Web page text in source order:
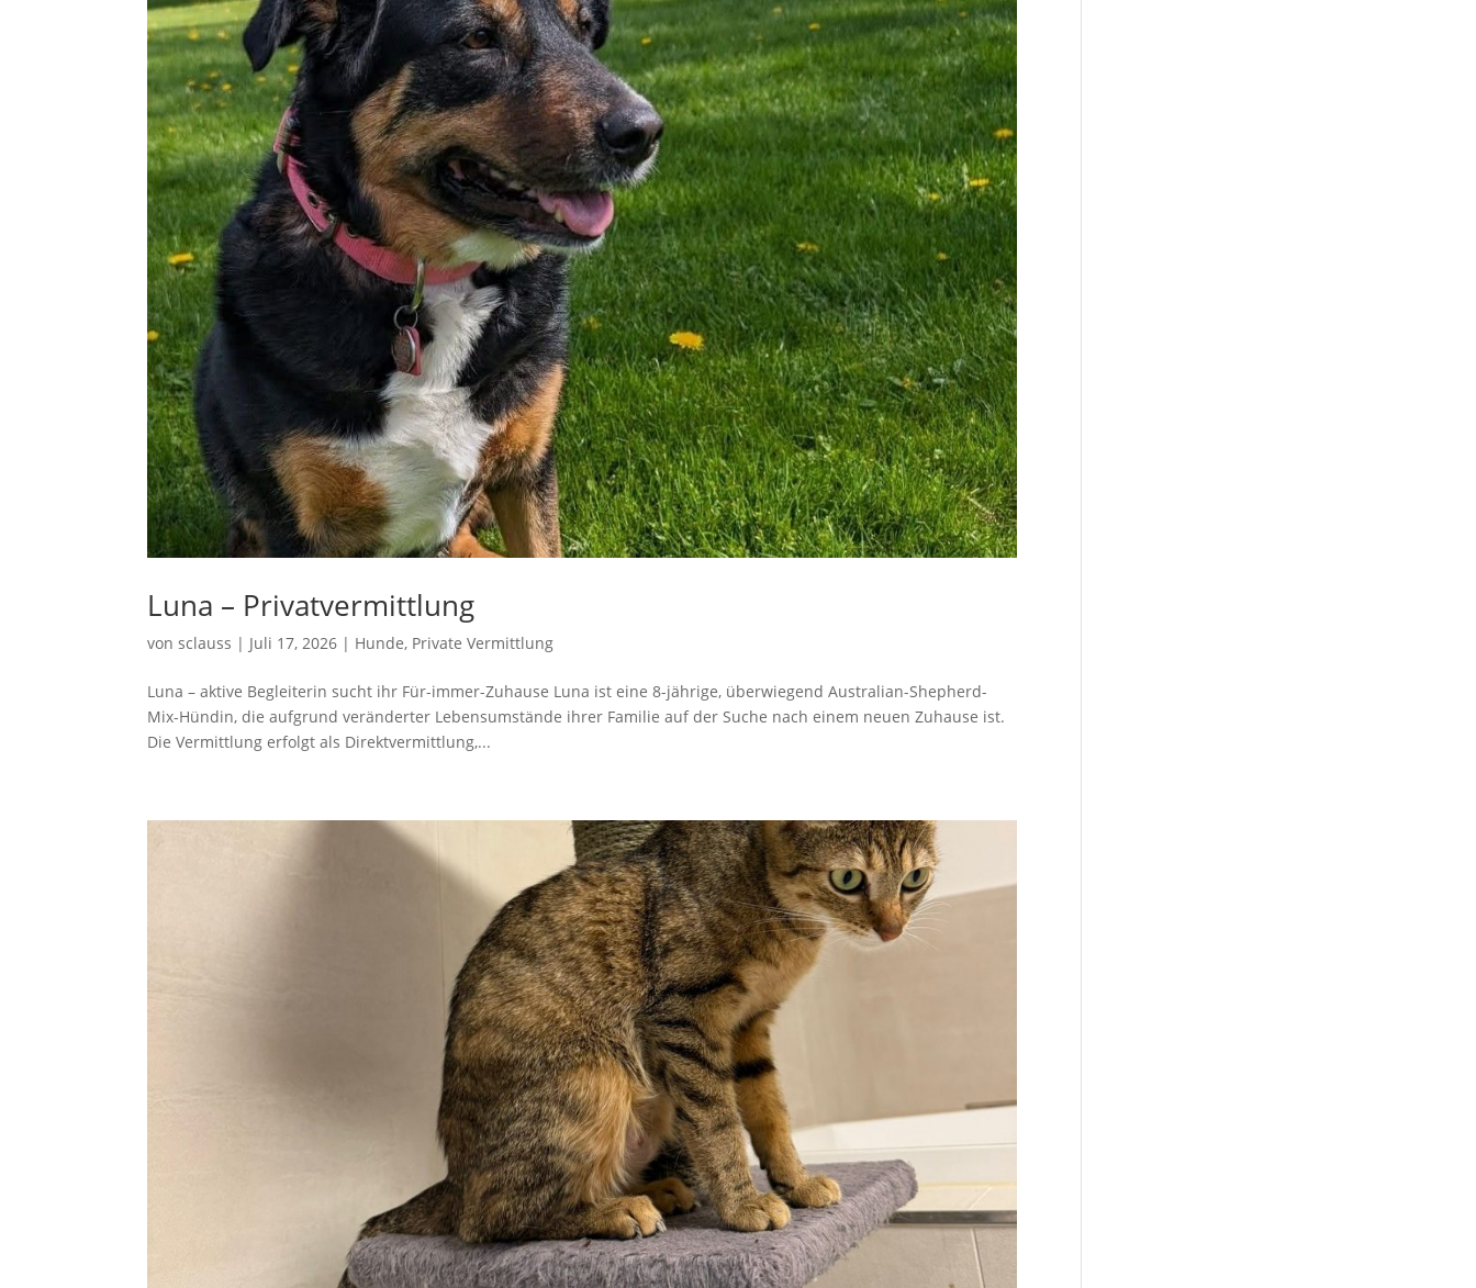
Luna – Privatvermittlung
vonsclauss | Juli 17, 2026 | Hunde, Private Vermittlung
Luna – aktive Begleiterin sucht ihr Für-immer-Zuhause Luna ist eine 8-jährige, überwiegend Australian-Shepherd-
Mix-Hündin, die aufgrund veränderter Lebensumstände ihrer Familie auf der Suche nach einem neuen Zuhause ist.
Die Vermittlung erfolgt als Direktvermittlung,...